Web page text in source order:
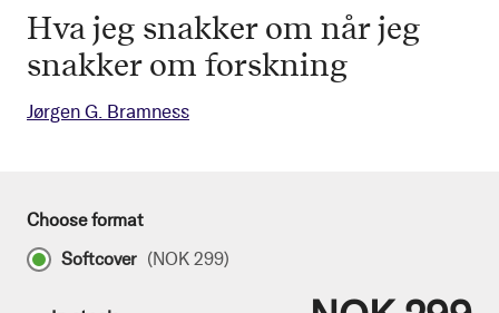
Hva jeg snakker om når jeg
snakker om forskning
Jørgen G. Bramness
Choose format
Softcover (NOK 299)